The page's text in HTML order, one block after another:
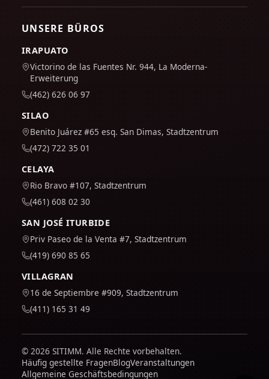
UNSERE BÜROS
IRAPUATO
Victorino de las Fuentes Nr. 944, La Moderna-
Erweiterung
(462) 626 06 97
SILAO
Benito Juárez #65 esq. San Dimas, Stadtzentrum
(472) 722 35 01
CELAYA
Rio Bravo #107, Stadtzentrum
(461) 608 02 30
SAN JOSÉ ITURBIDE
Priv Paseo de la Venta #7, Stadtzentrum
(419) 690 85 65
VILLAGRAN
16 de Septiembre #909, Stadtzentrum
(411) 165 31 49
© 2026 SITIMM. Alle Rechte vorbehalten.
Häufig gestellte FragenBlogVeranstaltungen
Allgemeine Geschäftsbedingungen